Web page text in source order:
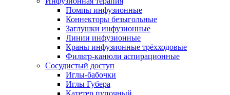
Помпы инфузионные
Коннекторы безыгольные
Заглушки инфузионные
Линии инфузионные
Краны инфузионные трёхходовые
Фильтр-канюли аспирационные
Сосудистый доступ
Иглы-бабочки
Иглы Губера
Катетер пупочный